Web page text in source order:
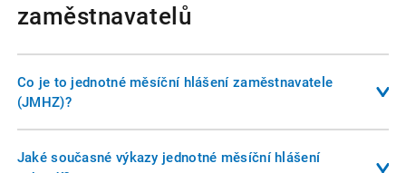
zaměstnavatelů
Co je to jednotné měsíční hlášení zaměstnavatele
(JMHZ)?
Jednotné měsíční hlášení je nový digitalizační projekt, který
sjednocuje většinu reportovacích povinností zaměstnavatele
Jaké současné výkazy jednotné měsíční hlášení